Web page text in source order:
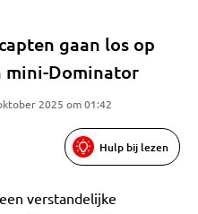
gaan los op
mini-Dominator
2025 om 01:42
Hulp bij lezen
verstandelijke